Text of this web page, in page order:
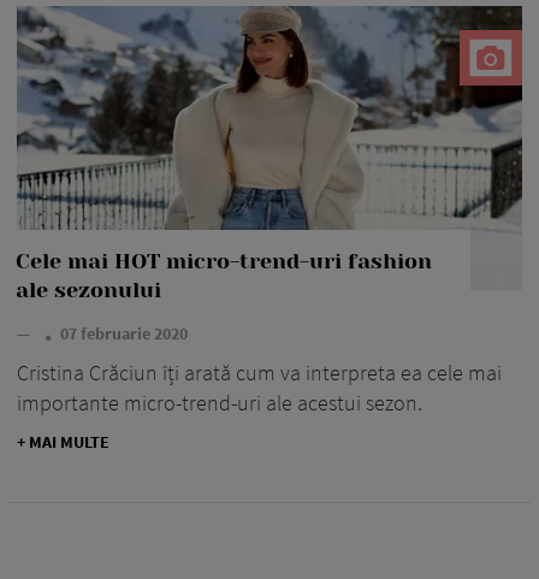
Cele mai HOT micro-trend-uri fashion
ale sezonului
— 07 februarie 2020
Cristina Crăciun îți arată cum va interpreta ea cele mai
importante micro-trend-uri ale acestui sezon.
+ MAI MULTE